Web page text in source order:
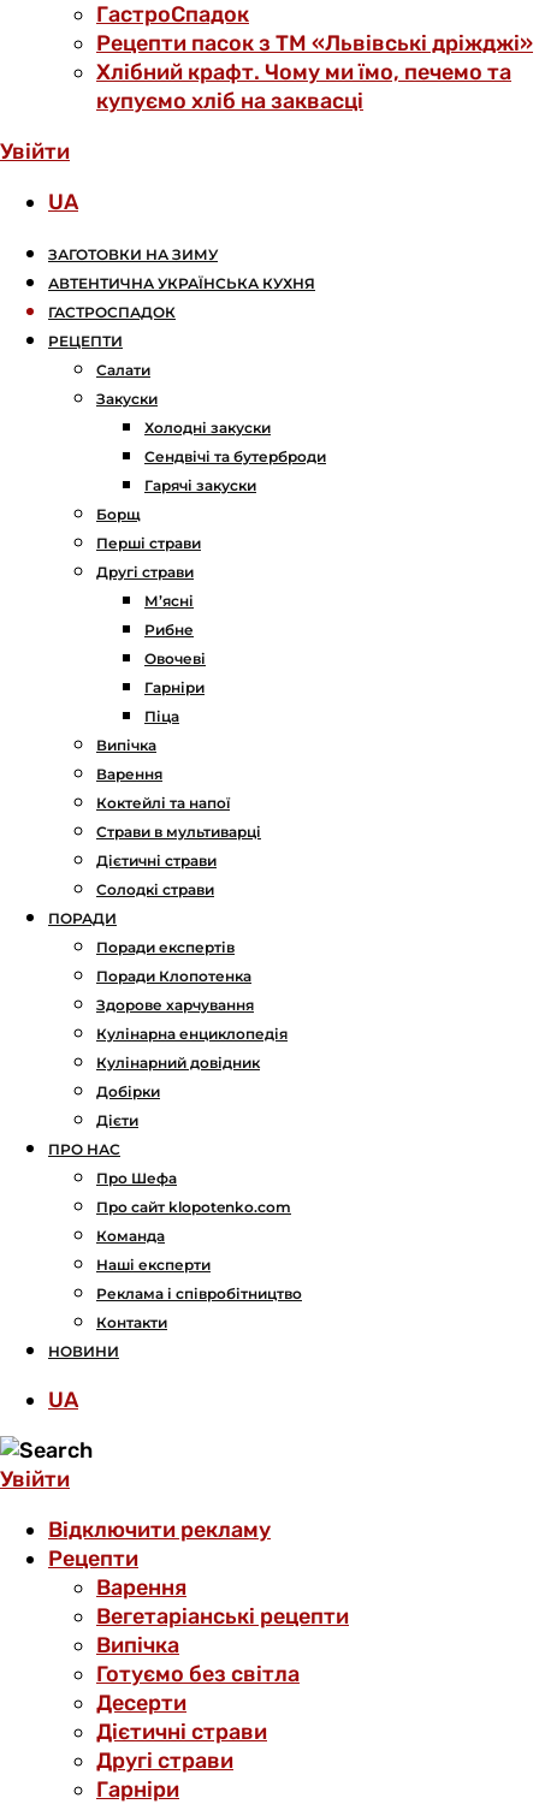
ГастроСпадок
Рецепти пасок з ТМ «Львівські дріжджі»
Хлібний крафт. Чому ми їмо, печемо та
купуємо хліб на заквасці
Увійти
UA
ЗАГОТОВКИ НА ЗИМУ
АВТЕНТИЧНА УКРАЇНСЬКА КУХНЯ
ГАСТРОСПАДОК
РЕЦЕПТИ
Салати
Закуски
Холодні закуски
Сендвічі та бутерброди
Гарячі закуски
Борщ
Перші страви
Другі страви
М’ясні
Рибне
Овочеві
Гарніри
Піца
Випічка
Варення
Коктейлі та напої
Страви в мультиварці
Дієтичні страви
Солодкі страви
ПОРАДИ
Поради експертів
Поради Клопотенка
Здорове харчування
Кулінарна енциклопедія
Кулінарний довідник
Добірки
Дієти
ПРО НАС
Про Шефа
Про сайт klopotenko.com
Команда
Наші експерти
Реклама і співробітництво
Контакти
НОВИНИ
UA
Увійти
Відключити рекламу
Рецепти
Варення
Вегетаріанські рецепти
Випічка
Готуємо без світла
Десерти
Дієтичні страви
Другі страви
Гарніри